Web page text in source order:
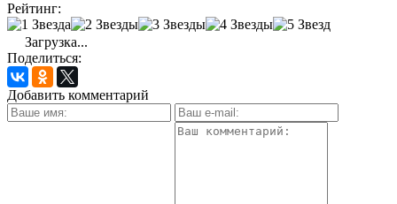
Рейтинг:
Загрузка...
Поделиться:
Добавить комментарий